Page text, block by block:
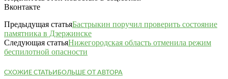
Вконтакте
Предыдущая статьяБастрыкин поручил проверить состояние
памятника в Дзержинске
Следующая статьяНижегородская область отменила режим
беспилотной опасности
СХОЖИЕ СТАТЬИБОЛЬШЕ ОТ АВТОРА